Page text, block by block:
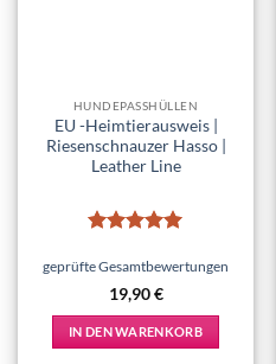
HUNDEPASSHÜLLEN
EU -Heimtierausweis |
Riesenschnauzer Hasso |
Leather Line
mit5von
geprüfte Gesamtbewertungen
19,90€
IN DEN WARENKORB